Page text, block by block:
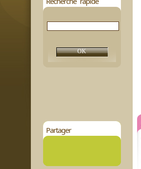
Partager